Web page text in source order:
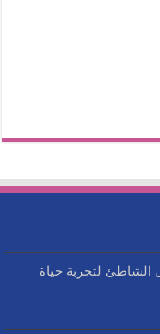
لتجربة حياة